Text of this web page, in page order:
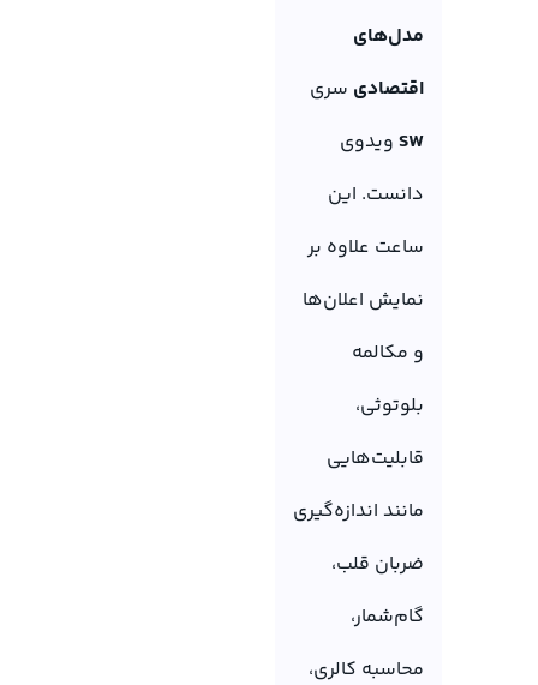
مدل‌های
اقتصادی سری
SW ویدوی
دانست. این
ساعت علاوه بر
نمایش اعلان‌ها
و مکالمه
بلوتوثی،
قابلیت‌هایی
مانند اندازه‌گیری
ضربان قلب،
گام‌شمار،
محاسبه کالری،